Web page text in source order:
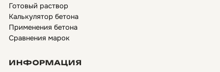
Готовый раствор
Калькулятор бетона
Применения бетона
Сравнения марок
ИНФОРМАЦИЯ